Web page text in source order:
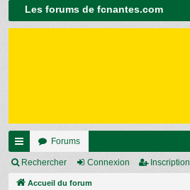
Les forums de fcnantes.com
ac
co
Forums
Rechercher Connexion Inscription
Accueil du forum